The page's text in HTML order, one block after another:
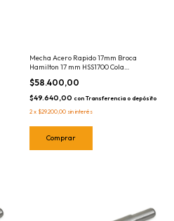
Mecha Acero Rapido 17mm Broca
Hamilton 17 mm HSS1700 Cola
Rebajada
$58.400,00
$49.640,00 con Transferencia o depósito
2 x $29.200,00 sin interés